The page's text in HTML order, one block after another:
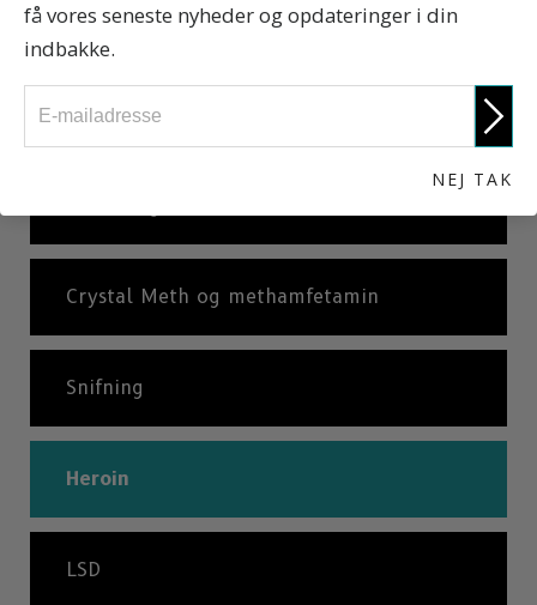
Alkohol
Ecstasy
Crystal Meth og methamfetamin
Snifning
Heroin
LSD
få vores seneste nyheder og opdateringer i din
indbakke.
NEJ TAK